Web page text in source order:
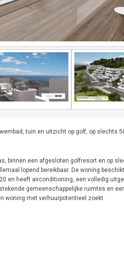
tuin en uitzicht op golf, op slechts
binnen een afgesloten golfresort en op
lopend bereikbaar. De woning
en heeft airconditioning, een volledig
gemeenschappelijke ruimtes en
woning met verhuurpotentieel zoekt.